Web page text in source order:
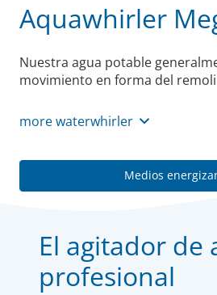
Aquawhirler
Nuestra agua potable
movimiento en forma del
more waterwhirler
Medios
El agitador de
profesional